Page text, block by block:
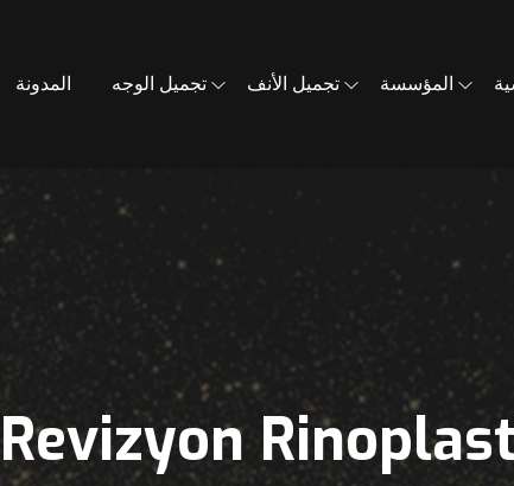
المؤسسة تجميل الأنف تجميل الوجه المدونة
Revizyon